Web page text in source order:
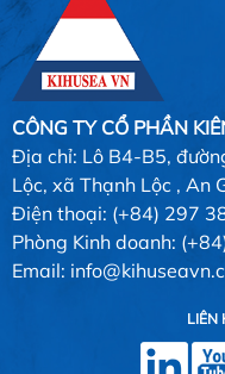
CÔNG TY CỔ PHẦN
Địa chỉ: Lô B4-B5,
Lộc, xã Thạnh Lộc , An
Điện thoại: (+84) 297
Phòng Kinh doanh:
Email:
LIÊN